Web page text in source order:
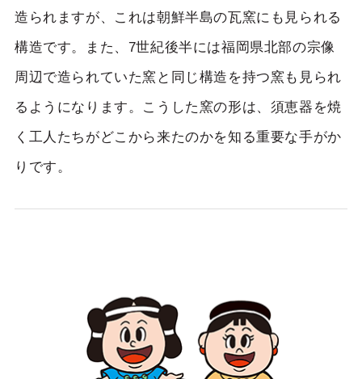
造られますが、これは朝鮮半島の瓦窯にも見られる
構造です。また、7世紀後半には福岡県北部の宗像
周辺で造られていた窯と同じ構造を持つ窯も見られ
るようになります。こうした窯の形は、須恵器を焼
く工人たちがどこから来たのかを知る重要な手がか
りです。